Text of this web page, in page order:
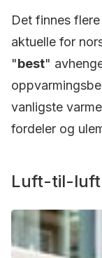
Det finnes
aktuelle for
"best"
vanligste
fordeler og
Luft-til-luft